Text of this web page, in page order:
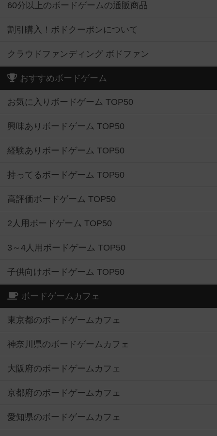
60分以上のボードゲームの通販商品
割引購入！ボドクーポンについて
クラウドファンディング ボドファン
おすすめボードゲーム
お気に入りボードゲーム TOP50
興味ありボードゲーム TOP50
経験ありボードゲーム TOP50
持ってるボードゲーム TOP50
高評価ボードゲーム TOP50
2人用ボードゲーム TOP50
3～4人用ボードゲーム TOP50
子供向けボードゲーム TOP50
ボードゲームカフェ
東京都のボードゲームカフェ
神奈川県のボードゲームカフェ
大阪府のボードゲームカフェ
京都府のボードゲームカフェ
愛知県のボードゲームカフェ